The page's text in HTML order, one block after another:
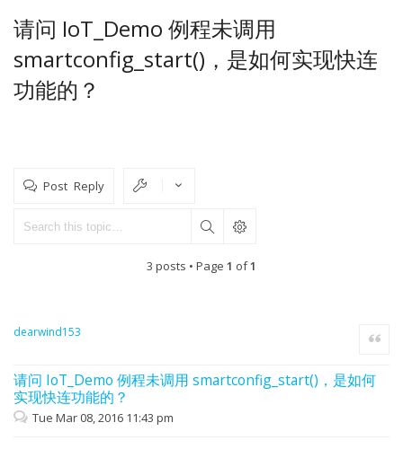
请问 IoT_Demo 例程未调用
smartconfig_start()，是如何实现快连
功能的？
Post Reply
3 posts • Page 1 of1
dearwind153
请问 IoT_Demo 例程未调用 smartconfig_start()，是如何
实现快连功能的？
Quote
Tue Mar 08, 2016 11:43 pm